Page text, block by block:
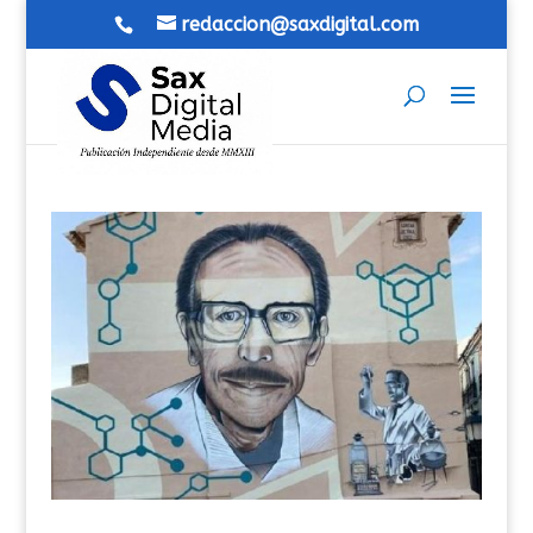
redaccion@saxdigital.com